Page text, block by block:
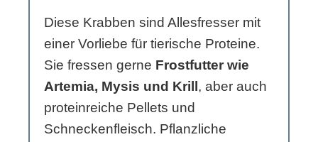
Diese Krabben sind Allesfresser mit
einer Vorliebe für tierische Proteine.
Sie fressen gerne Frostfutter wie
Artemia, Mysis und Krill , aber auch
proteinreiche Pellets und
Schneckenfleisch. Pflanzliche